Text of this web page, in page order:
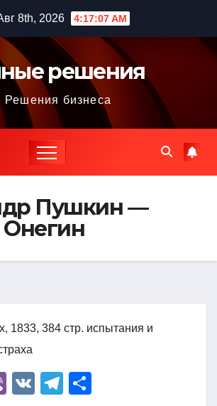
8th, 2026 4:17:08 AM
решения
Решения бизнеса
Пушкин —
Онегин
1833, 384 стр. испытания и
Vi
V
T